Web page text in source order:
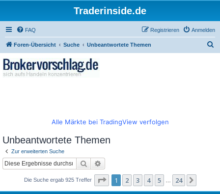
Traderinside.de
FAQ Anmelden
Registrieren
Foren-Übersicht Suche Unbeantwortete Themen
Alle Märkte bei TradingView verfolgen
Unbeantwortete Themen
Zur erweiterten Suche
Suche
Die Suche ergab 925 Treffer Seite 1von 24
1 2 3 4 5 24